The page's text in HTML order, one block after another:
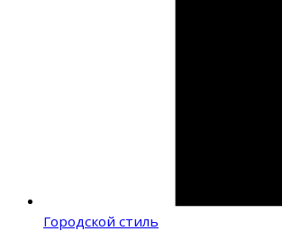
Городской стиль